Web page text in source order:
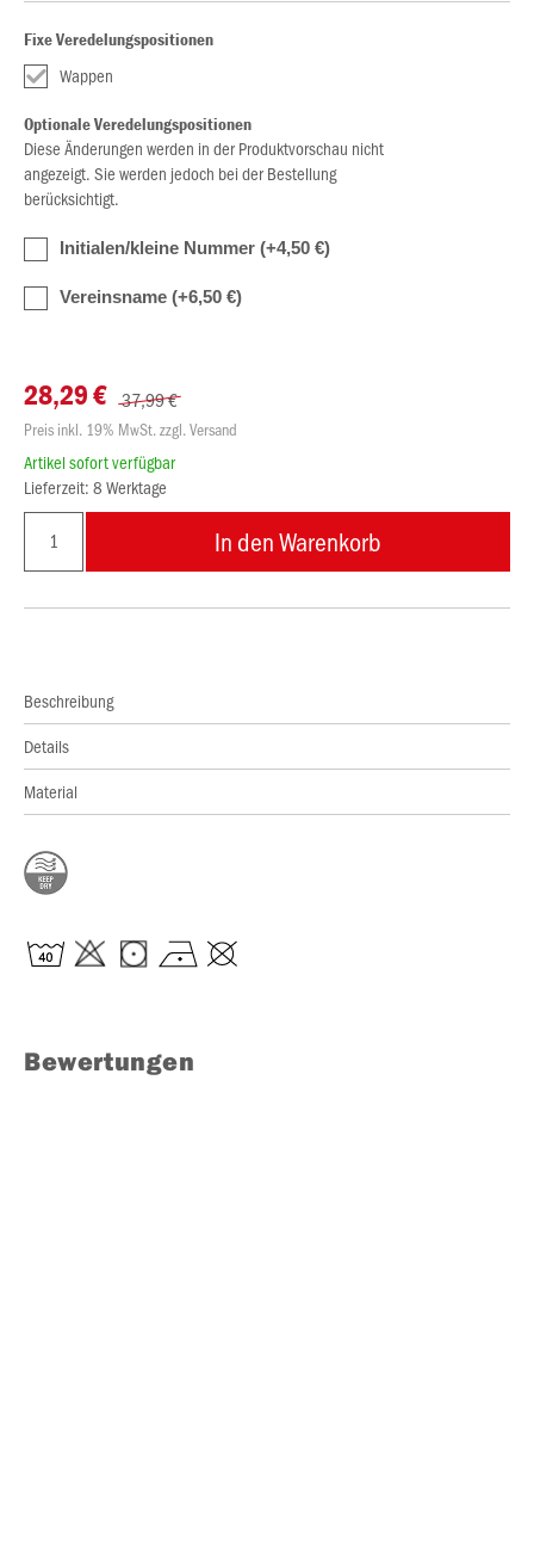
Fixe Veredelungspositionen
Wappen
Optionale Veredelungspositionen
Diese Änderungen werden in der Produktvorschau nicht
angezeigt. Sie werden jedoch bei der Bestellung
berücksichtigt.
Initialen/kleine Nummer (+4,50 €)
Vereinsname (+6,50 €)
28,29 € 37,99 €
Preis inkl. 19% MwSt. zzgl. Versand
Artikel sofort verfügbar
Lieferzeit: 8 Werktage
In den Warenkorb
Beschreibung
Details
Material
Bewertungen